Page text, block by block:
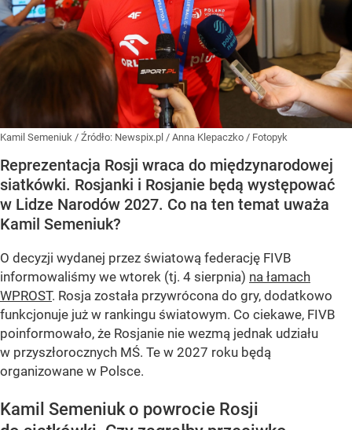
Kamil Semeniuk / Źródło: Newspix.pl / Anna Klepaczko / Fotopyk
Reprezentacja Rosji wraca do międzynarodowej
siatkówki. Rosjanki i Rosjanie będą występować
w Lidze Narodów 2027. Co na ten temat uważa
Kamil Semeniuk?
O decyzji wydanej przez światową federację FIVB
informowaliśmy we wtorek (tj. 4 sierpnia) na łamach
WPROST. Rosja została przywrócona do gry, dodatkowo
funkcjonuje już w rankingu światowym. Co ciekawe, FIVB
poinformowało, że Rosjanie nie wezmą jednak udziału
w przyszłorocznych MŚ. Te w 2027 roku będą
organizowane w Polsce.
Kamil Semeniuk o powrocie Rosji